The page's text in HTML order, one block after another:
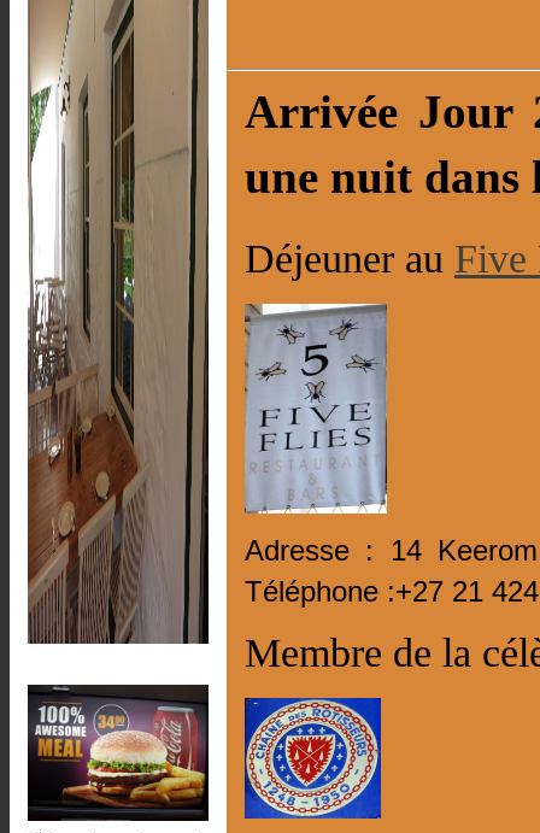
Arrivée Jour
une nuit dans
Déjeuner au Five
Adresse : 14
Téléphone :+27 21
Membre de la